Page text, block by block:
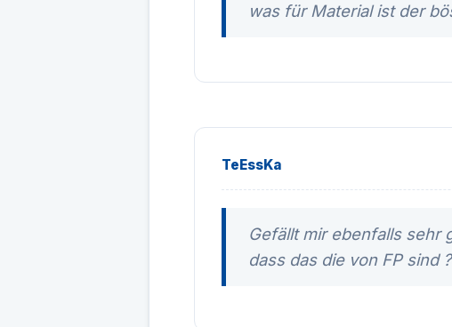
was für Material ist der
TeEssKa
Gefällt mir ebenfalls sehr
dass das die von FP sind